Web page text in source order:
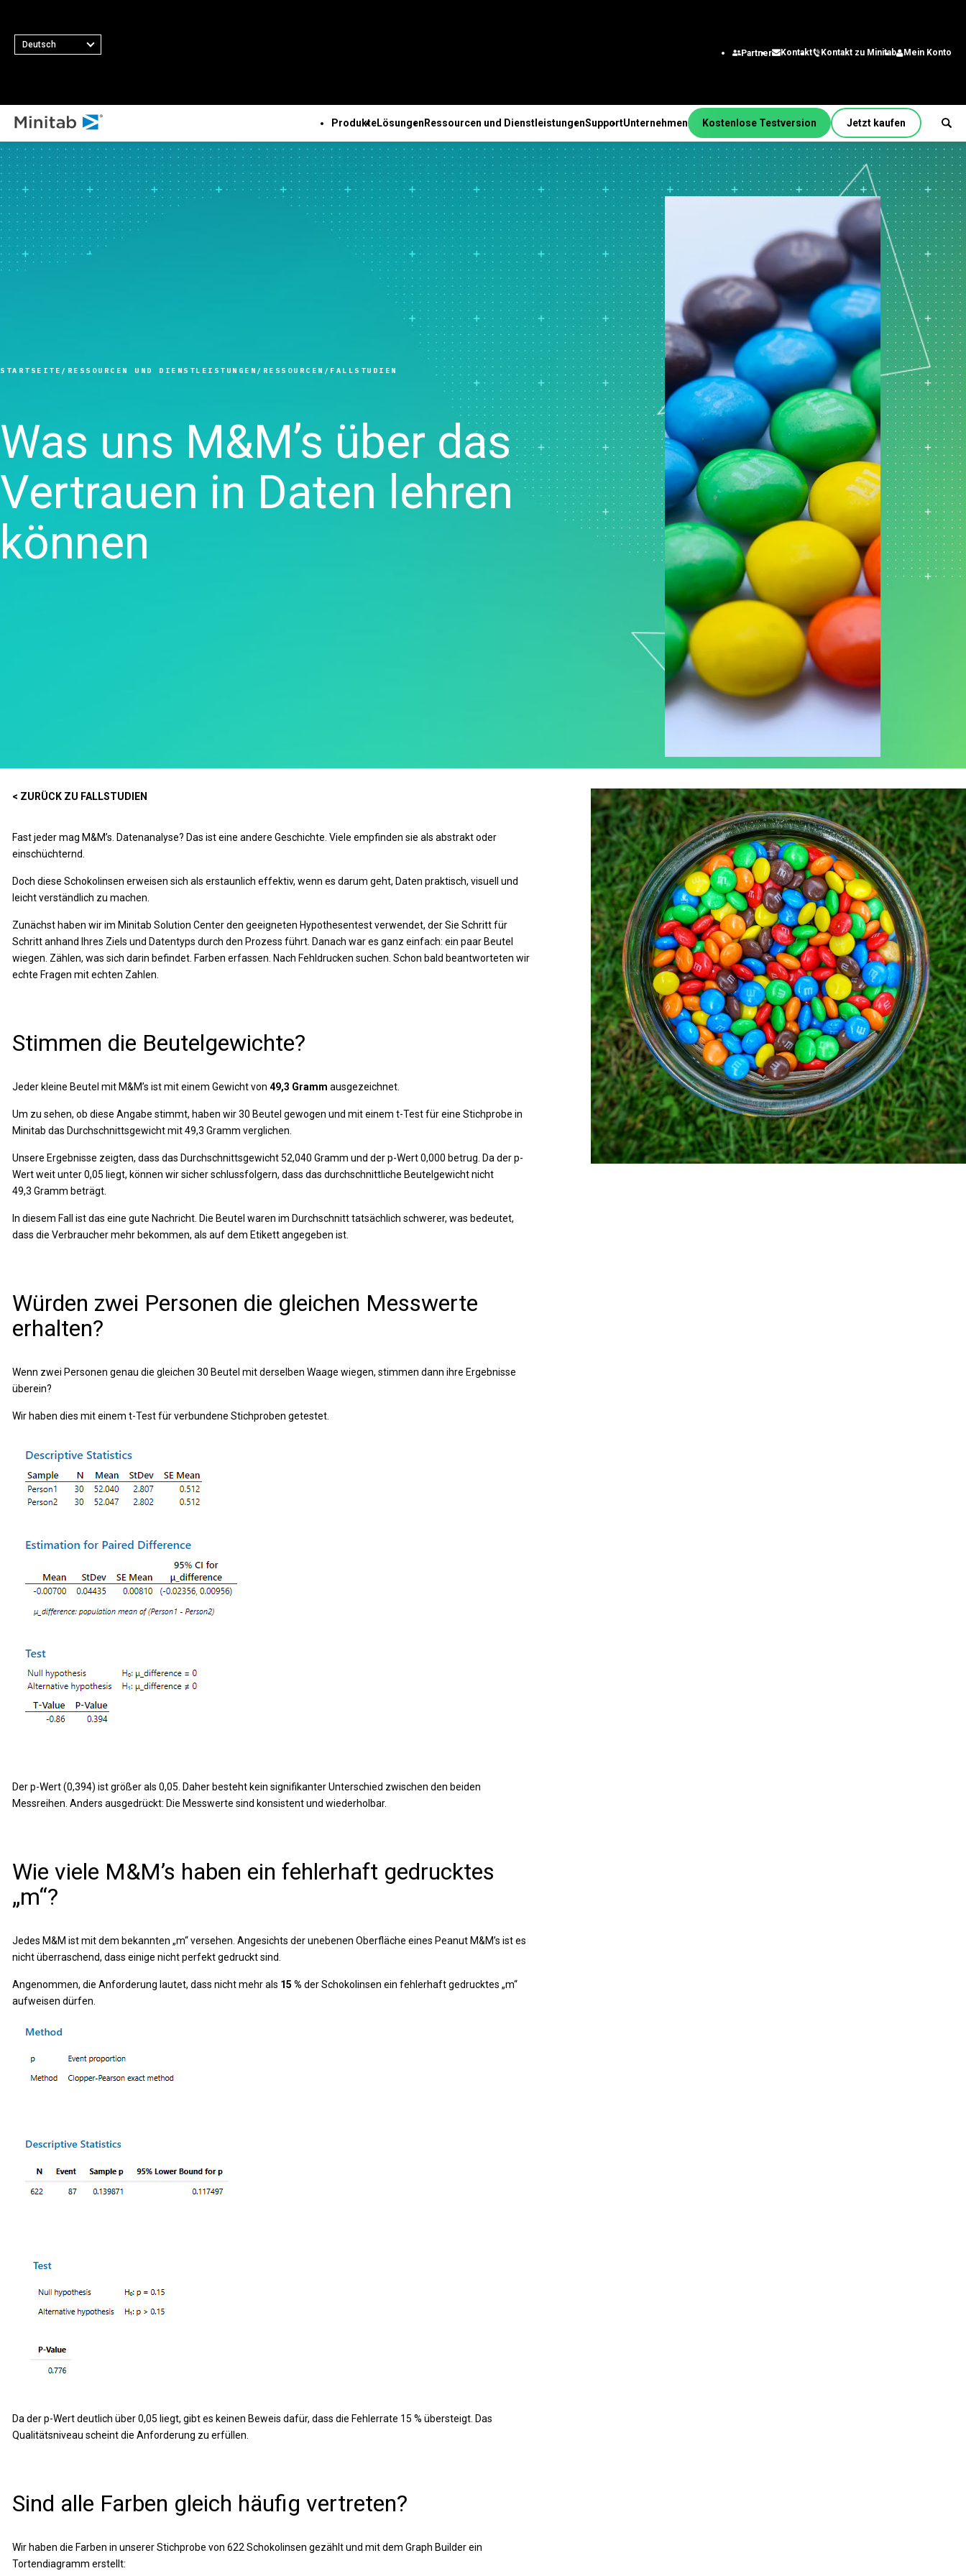
Deutsch
Partner
Kontakt Kontakt zu Minitab Mein Konto
Produkte
ALLE PRODUKTE
Minitab Solution Center
Minitab Statistical
Software
Minitab Connect
Minitab Model Ops
Minitab Education Hub
Scytec-Datenerfassung
Ereignissimulation
SPM
Lösungen
ALLE LÖSUNGEN
Analytik
Statistik und prädiktive
Analysen
Software für statistische
Ereignissimulation
Wesentliche Fähigkeiten
Automatisierte
Datenerfassung
Projektmanagement
Exzellente Prozesse:
Erkennen, Korrigieren und
Verhindern
Branchenlösungen von
Minitab
Lehre
Baugewerbe
Energie und natürliche
Ressourcen
Behörden und öffentlicher
Sektor
Gesundheitswesen
Versicherung
Fertigung und Industrie
Pharmaindustrie
Dienstleistungen
Software und Technologie
Nach Funktion/Rolle
Engineering
Businessanalysten
Informationstechnologie
Lieferkette
Kundendienst und
Kundenkontaktcenter
Personalwesen
Analyse von
Marketingdaten
Forschung und
Entwicklung
Ressourcen und Dienstleistungen
ALLE RESSOURCEN UND DIENSTLEISTUNGEN
Ressourcen
Fallstudien
Blog
E-Books und Whitepapers
Datensätze
Webinare und
Veranstaltungen
Education Hub
Dienstleistungen
Schulungen
Bereitstellung
Selbststudium
Weiterbildung
Beratung
Support
TECHNISCHER SUPPORT
Abonnements und
Aktivierung
Minitab Quick Start
Schulungen
Installationssupport
Support-Videos
Support-Dokumentation
Softwareupdates
Produktdownloads
Unternehmen
UNTERNEHMEN
Über uns
Führungsteam
Partner
Karriere
Kontakt
Neuigkeiten
Minitab-Waren
Kostenlose Testversion Jetzt kaufen
STARTSEITE RESSOURCEN UND DIENSTLEISTUNGEN RESSOURCEN FALLSTUDIEN
Was uns M&M’s über das
Vertrauen in Daten lehren
können
< ZURÜCK ZU FALLSTUDIEN
Fast jeder mag M&M’s. Datenanalyse? Das ist eine andere Geschichte. Viele empfinden sie als abstrakt oder
einschüchternd.
Doch diese Schokolinsen erweisen sich als erstaunlich effektiv, wenn es darum geht, Daten praktisch, visuell und
leicht verständlich zu machen.
Zunächst haben wir im Minitab Solution Center den geeigneten Hypothesentest verwendet, der Sie Schritt für
Schritt anhand Ihres Ziels und Datentyps durch den Prozess führt. Danach war es ganz einfach: ein paar Beutel
wiegen. Zählen, was sich darin befindet. Farben erfassen. Nach Fehldrucken suchen. Schon bald beantworteten wir
echte Fragen mit echten Zahlen.
Stimmen die Beutelgewichte?
Jeder kleine Beutel mit M&M’s ist mit einem Gewicht von 49,3 Gramm ausgezeichnet.
Um zu sehen, ob diese Angabe stimmt, haben wir 30 Beutel gewogen und mit einem t-Test für eine Stichprobe in
Minitab das Durchschnittsgewicht mit 49,3 Gramm verglichen.
Unsere Ergebnisse zeigten, dass das Durchschnittsgewicht 52,040 Gramm und der p-Wert 0,000 betrug. Da der p-
Wert weit unter 0,05 liegt, können wir sicher schlussfolgern, dass das durchschnittliche Beutelgewicht nicht
49,3 Gramm beträgt.
In diesem Fall ist das eine gute Nachricht. Die Beutel waren im Durchschnitt tatsächlich schwerer, was bedeutet,
dass die Verbraucher mehr bekommen, als auf dem Etikett angegeben ist.
Würden zwei Personen die gleichen Messwerte
erhalten?
Wenn zwei Personen genau die gleichen 30 Beutel mit derselben Waage wiegen, stimmen dann ihre Ergebnisse
überein?
Wir haben dies mit einem t-Test für verbundene Stichproben getestet.
Der p-Wert (0,394) ist größer als 0,05. Daher besteht kein signifikanter Unterschied zwischen den beiden
Messreihen. Anders ausgedrückt: Die Messwerte sind konsistent und wiederholbar.
Wie viele M&M’s haben ein fehlerhaft gedrucktes
„m“?
Jedes M&M ist mit dem bekannten „m“ versehen. Angesichts der unebenen Oberfläche eines Peanut M&M’s ist es
nicht überraschend, dass einige nicht perfekt gedruckt sind.
Angenommen, die Anforderung lautet, dass nicht mehr als 15 % der Schokolinsen ein fehlerhaft gedrucktes „m“
aufweisen dürfen.
Da der p-Wert deutlich über 0,05 liegt, gibt es keinen Beweis dafür, dass die Fehlerrate 15 % übersteigt. Das
Qualitätsniveau scheint die Anforderung zu erfüllen.
Sind alle Farben gleich häufig vertreten?
Wir haben die Farben in unserer Stichprobe von 622 Schokolinsen gezählt und mit dem Graph Builder ein
Tortendiagramm erstellt: